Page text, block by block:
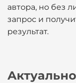
автора, но без
запрос и
результат.
Актуально